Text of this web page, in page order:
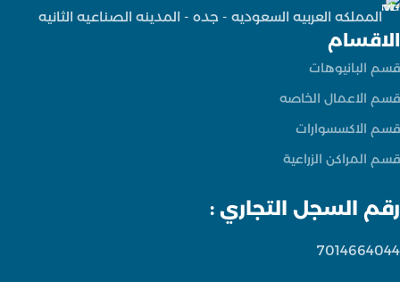
المملكه العربيه السعوديه - جده - المدينه الصناعيه الثانيه
الاقسام
قسم البانيوهات
قسم الاعمال الخاصه
قسم الاكسسوارات
قسم المراكن الزراعية
رقم السجل التجاري :
7014664044